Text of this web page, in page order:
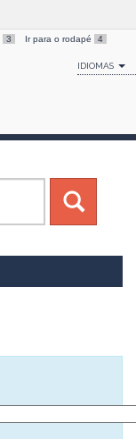
3 Ir para o rodapé 4
IDIOMAS